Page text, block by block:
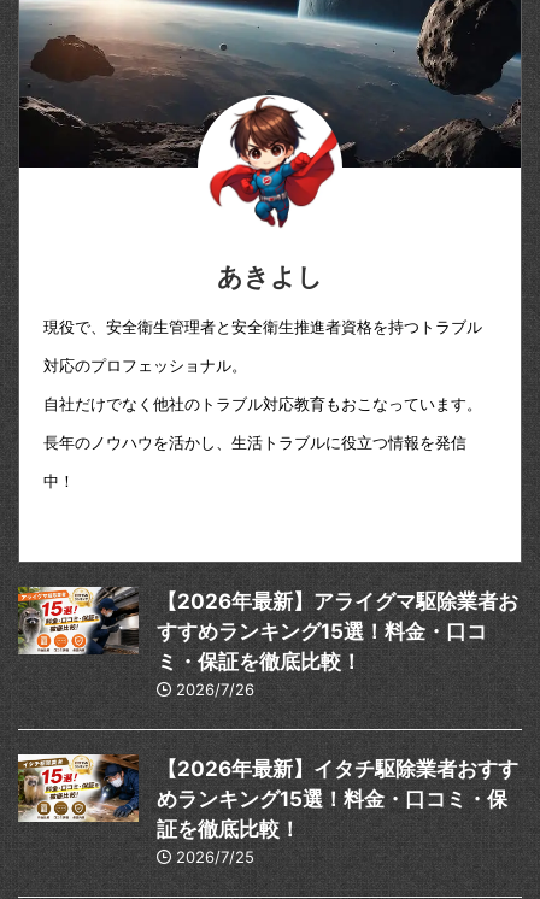
あきよし
現役で、安全衛生管理者と安全衛生推進者資格を持つトラブル
対応のプロフェッショナル。
自社だけでなく他社のトラブル対応教育もおこなっています。
長年のノウハウを活かし、生活トラブルに役立つ情報を発信
中！
【2026年最新】アライグマ駆除業者お
すすめランキング15選！料金・口コ
ミ・保証を徹底比較！
2026/7/26
【2026年最新】イタチ駆除業者おすす
めランキング15選！料金・口コミ・保
証を徹底比較！
2026/7/25